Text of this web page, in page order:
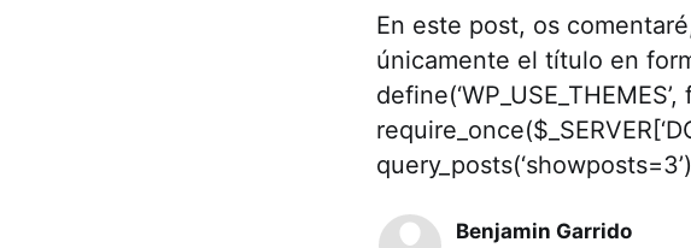
En este post, os
únicamente el título en
Benjamin Garrido